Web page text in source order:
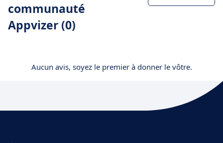
communauté
Appvizer (0)
Aucun avis, soyez le premier à donner le vôtre.